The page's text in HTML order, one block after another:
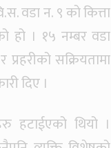
वडा न. ९ को कित्ता
हो । १५ नम्बर वडा
सक्रियतामा
दिए ।
हटाईएको थियो ।